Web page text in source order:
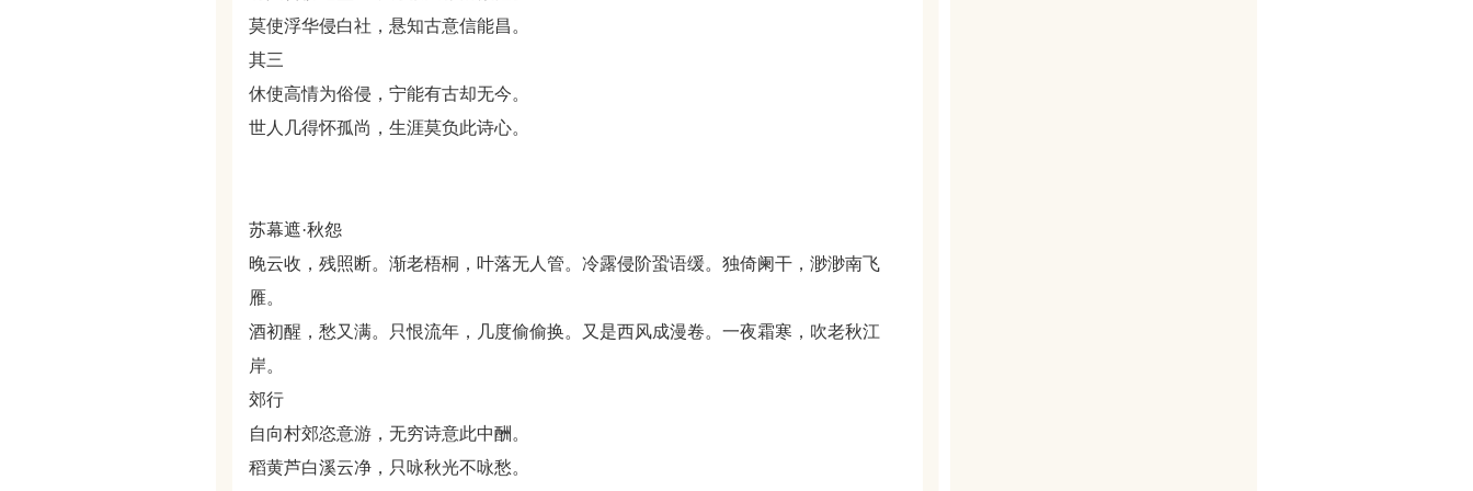
莫使浮华侵白社，悬知古意信能昌。
其三
休使高情为俗侵，宁能有古却无今。
世人几得怀孤尚，生涯莫负此诗心。
苏幕遮·秋怨
晚云收，残照断。渐老梧桐，叶落无人管。冷露侵阶蛩语缓。独倚阑干，渺渺南飞
雁。
酒初醒，愁又满。只恨流年，几度偷偷换。又是西风成漫卷。一夜霜寒，吹老秋江
岸。
郊行
自向村郊恣意游，无穷诗意此中酬。
稻黄芦白溪云净，只咏秋光不咏愁。